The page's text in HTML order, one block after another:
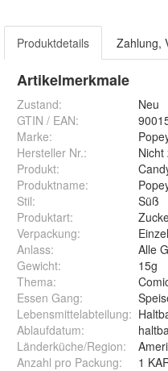
Produktdetails Zahlung,
Artikelmerkmale
Zustand:
Neu
GTIN / EAN:
Marke:
Hersteller Nr.:
Nicht
Produkt:
Produktname:
Stil:
Süß
Produktart:
Verpackung:
Anlass:
Alle
Gewicht:
15g
Thema:
Essen Gang:
Lebensmittelabteilung:
Ablaufdatum:
Länderküche/Region:
Anzahl pro Packung: